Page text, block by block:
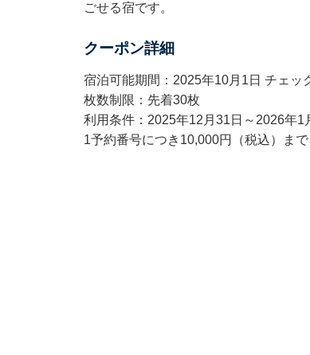
ごせる宿です。
クーポン詳細
宿泊可能期間：2025年10月1日 チェッ
枚数制限：先着30枚
利用条件：2025年12月31日～2026年
1予約番号につき10,000円（税込）まで